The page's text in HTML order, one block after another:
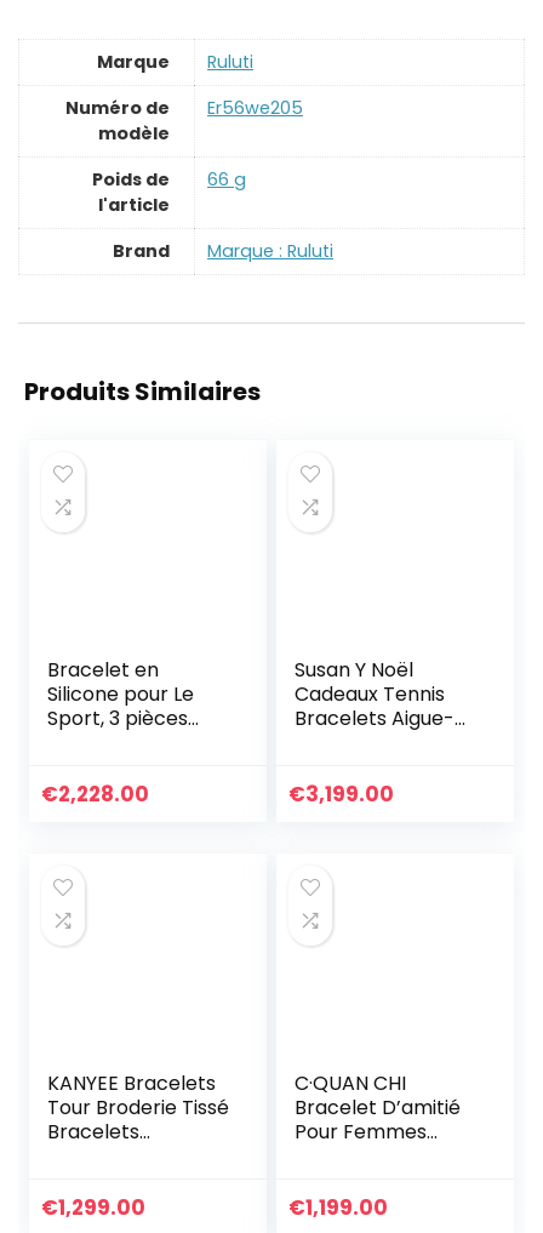
Marque
‎Ruluti
Numéro de
modèle
‎Er56we205
Poids de
l'article
‎66 g
Brand Marque : Ruluti
Produits Similaires
Bracelet en
Silicone pour Le
Sport, 3 pièces
Wristband
€2,228.00
Susan Y Noël
Cadeaux Tennis
Bracelets Aigue-
Bracelet Bijoux
Personnalisé
Graduation
Cadeaux
€3,199.00
KANYEE Bracelets
Tour Broderie Tissé
Bracelets
Charm D’amitié
€1,299.00
C·QUAN CHI
Bracelet D’amitié
Pour Femmes
Corde Tressée à
€1,199.00